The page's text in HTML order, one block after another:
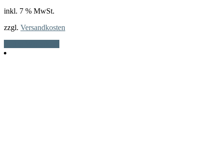
inkl. 7 % MwSt.
zzgl. Versandkosten